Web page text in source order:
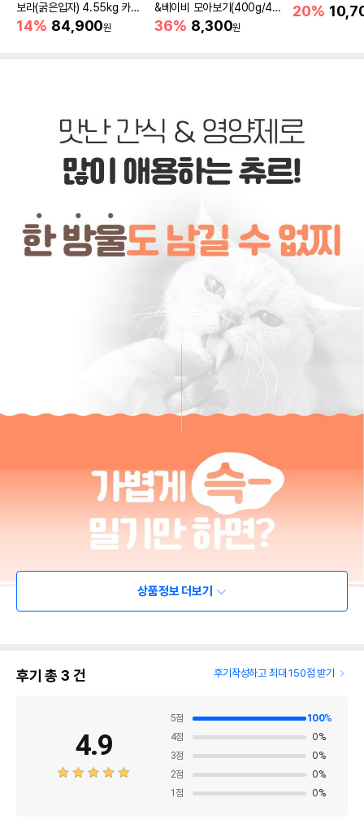
보라(굵은입자) 4.55kg 카사
바모래
14% 84,900원
&베이비 모아보기(400g/4/1
0kg)
36% 8,300원
20%
상품정보 더보기
후기 총 3 건 후기작성하고 최대 150점 받기
4.9
5점 100%
4점 0%
3점 0%
2점 0%
1 점 0%